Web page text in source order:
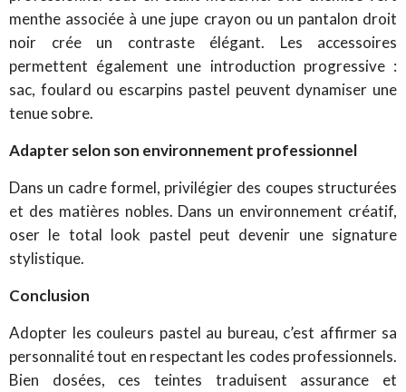
menthe associée à une jupe crayon ou un pantalon droit
noir crée un contraste élégant. Les accessoires
permettent également une introduction progressive :
sac, foulard ou escarpins pastel peuvent dynamiser une
tenue sobre.
Adapter selon son environnement professionnel
Dans un cadre formel, privilégier des coupes structurées
et des matières nobles. Dans un environnement créatif,
oser le total look pastel peut devenir une signature
stylistique.
Conclusion
Adopter les couleurs pastel au bureau, c’est affirmer sa
personnalité tout en respectant les codes professionnels.
Bien dosées, ces teintes traduisent assurance et